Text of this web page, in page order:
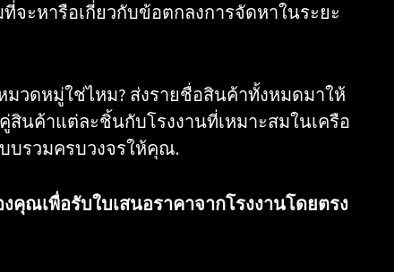
ที่จะหารือเกี่ยวกับข้อตกลงการจัดหาในระยะ
วดหมู่ใช่ไหม? ส่งรายชื่อสินค้าทั้งหมดมาให้
สินค้าแต่ละชิ้นกับโรงงานที่เหมาะสมในเครือ
บรวมครบวงจรให้คุณ.
คุณเพื่อรับใบเสนอราคาจากโรงงานโดยตรง